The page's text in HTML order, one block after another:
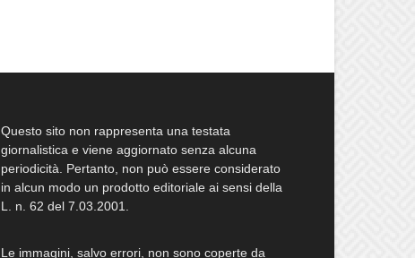
Questo sito non rappresenta una testata
giornalistica e viene aggiornato senza alcuna
periodicità. Pertanto, non può essere considerato
in alcun modo un prodotto editoriale ai sensi della
L. n. 62 del 7.03.2001.
Le immagini, salvo errori, non sono coperte da